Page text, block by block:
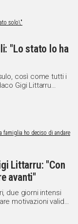
"Lo stato lo ha
così come tutti i
Gigi Littarru
e solo per un
Tutto questo
nessuna tutela
Littarru: "Con
avanti"
due giorni intensi
motivazioni valide
amministrare la
della propria